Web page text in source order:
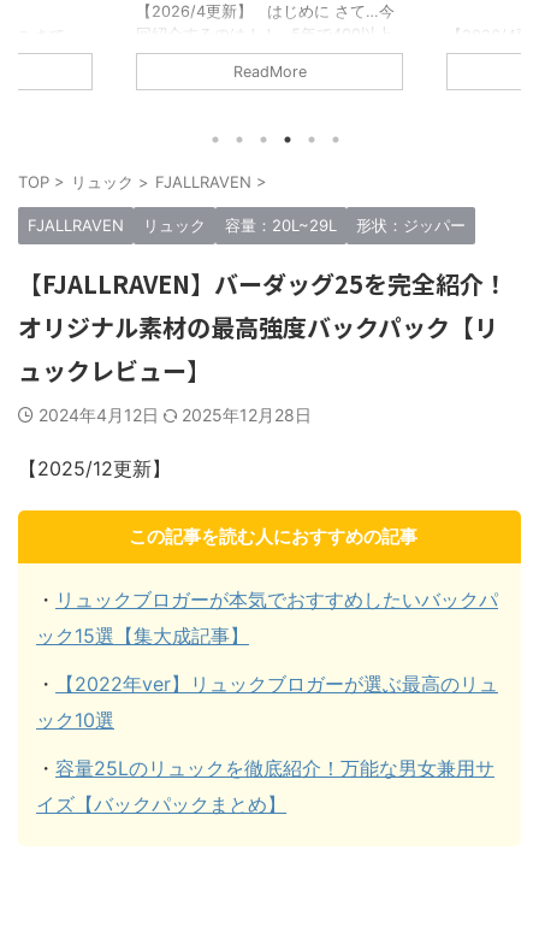
リュックマ
だと思った
今回紹介
リュックた
トにしてる
。 実際に
【2026/4更新】 はじめに さて…今
回紹介するのは！！ 5年で400以上
のリュックをレビューしてきた僕が書
くに相応しいタイトルだ！…と大それ
ックはマジで良い、最高傑作だ！みん
リュックを厳選してみた。 僕が今ま
で紹介してきたブランドは合計50以
上。だが少し多いので15のブランドか
ックを紹介する。 つまり…ガチでオ
ReadMore
【2026/4
この記事で
い！！ この
の中で一番
ュックマン
選考条件 ...
TOP > リュック > FJALLRAVEN >
FJALLRAVEN リュック 容量：20L~29L 形状：ジッパー
【FJALLRAVEN】バーダッグ25を完全紹介！
オリジナル素材の最高強度バックパック【リ
ュックレビュー】
2024年4月12日 2025年12月28日
【2025/12更新】
この記事を読む人におすすめの記事
・ リュックブロガーが本気でおすすめしたいバックパ
ック15選【集大成記事】
・
【2022年ver】リュックブロガーが選ぶ最高のリュ
ック10選
・ 容量25Lのリュックを徹底紹介！万能な男女兼用サ
イズ【バックパックまとめ】